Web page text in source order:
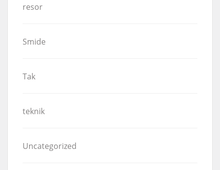
resor
Smide
Tak
teknik
Uncategorized